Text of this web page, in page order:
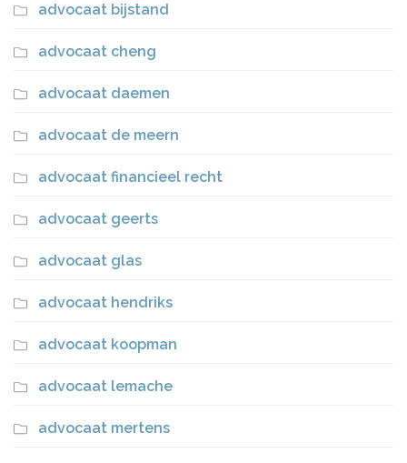
advocaat bijstand
advocaat cheng
advocaat daemen
advocaat de meern
advocaat financieel recht
advocaat geerts
advocaat glas
advocaat hendriks
advocaat koopman
advocaat lemache
advocaat mertens